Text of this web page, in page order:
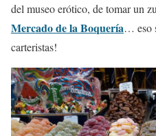
del museo erótico, de tomar un
Mercado de la Boquería… eso
carteristas!